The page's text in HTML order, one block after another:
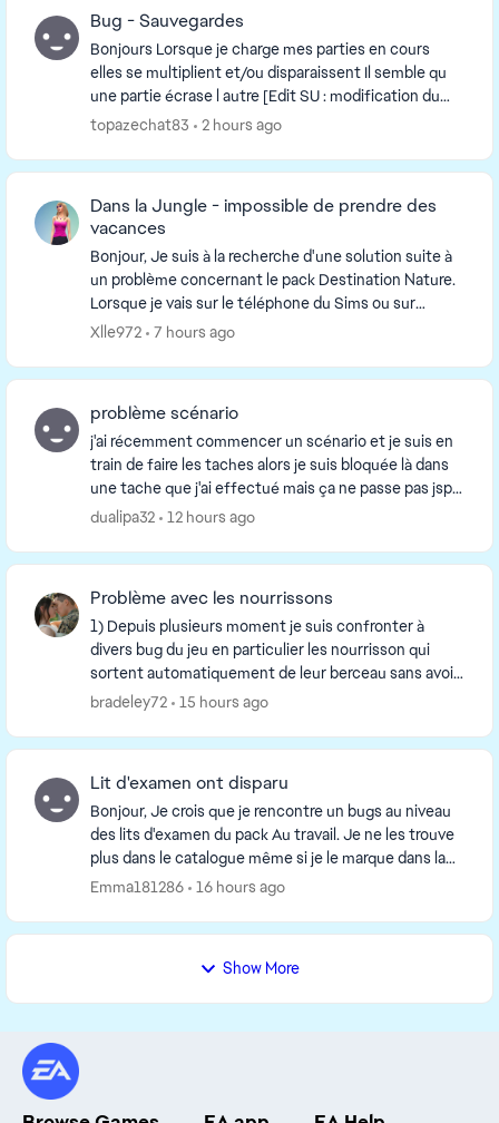
Bug - Sauvegardes
Bonjours Lorsque je charge mes parties en cours
elles se multiplient et/ou disparaissent Il semble qu
une partie écrase l autre [Edit SU : modification du
titre pour une meilleure lisib...
topazechat83 2 hours ago
Dans la Jungle - impossible de prendre des
vacances
Bonjour, Je suis à la recherche d'une solution suite à
un problème concernant le pack Destination Nature.
Lorsque je vais sur le téléphone du Sims ou sur
l'ordinateur, l'option « Prendre des vac...
Xlle972 7 hours ago
problème scénario
j'ai récemment commencer un scénario et je suis en
train de faire les taches alors je suis bloquée là dans
une tache que j'ai effectué mais ça ne passe pas jsp
pk ( j'ai changé ensuite les aspiration...
dualipa32 12 hours ago
Problème avec les nourrissons
1) Depuis plusieurs moment je suis confronter à
divers bug du jeu en particulier les nourrisson qui
sortent automatiquement de leur berceau sans avoir
fait la commande 2) au moment que on veux leur...
bradeley72 15 hours ago
Lit d'examen ont disparu
Bonjour, Je crois que je rencontre un bugs au niveau
des lits d'examen du pack Au travail. Je ne les trouve
plus dans le catalogue même si je le marque dans la
barre de recherche. J'ai réparé le je...
Emma181286 16 hours ago
Show More